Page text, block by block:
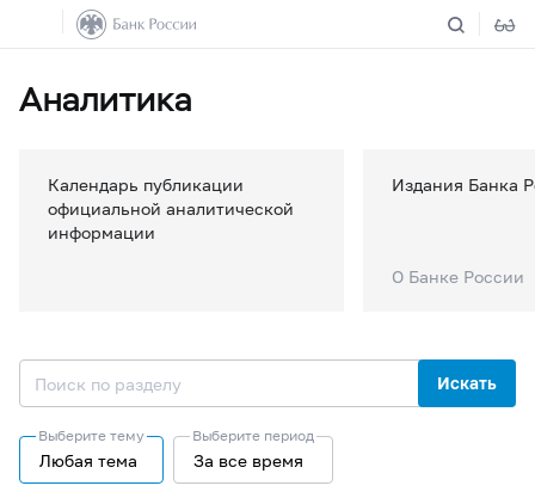
Аналитика
Календарь публикации
официальной аналитической
информации
Издания Банка
О Банке России
Искать
Выберите тему
Любая тема
Выберите период
За все время